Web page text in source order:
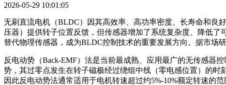
2026-05-29 10:01:05
无刷直流电机（BLDC）因其高效率、高功率密度、长寿命和良
压器）提供转子位置反馈，但传感器增加了系统复杂度、降低了
替代物理传感器，成为BLDC控制技术的重要发展方向。据市场
反电动势（Back-EMF）法是当前最成熟、应用最广的无传感器
势，其过零点发生在转子磁极经过绕组中线（零电感位置）的
因此反电动势法通常适用于电机转速超过约5%-10%额定转速的